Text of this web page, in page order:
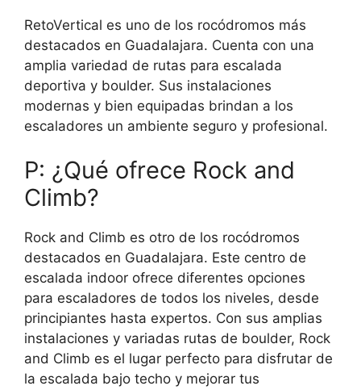
RetoVertical es uno de los rocódromos más
destacados en Guadalajara. Cuenta con una
amplia variedad de rutas para escalada
deportiva y boulder. Sus instalaciones
modernas y bien equipadas brindan a los
escaladores un ambiente seguro y profesional.
P: ¿Qué ofrece Rock and
Climb?
Rock and Climb es otro de los rocódromos
destacados en Guadalajara. Este centro de
escalada indoor ofrece diferentes opciones
para escaladores de todos los niveles, desde
principiantes hasta expertos. Con sus amplias
instalaciones y variadas rutas de boulder, Rock
and Climb es el lugar perfecto para disfrutar de
la escalada bajo techo y mejorar tus